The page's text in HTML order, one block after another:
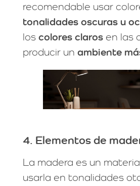
recomendable usar
tonalidades oscuras u
los colores claros en las
producir un ambiente
4. Elementos de
La madera es un
usarla en tonalidades